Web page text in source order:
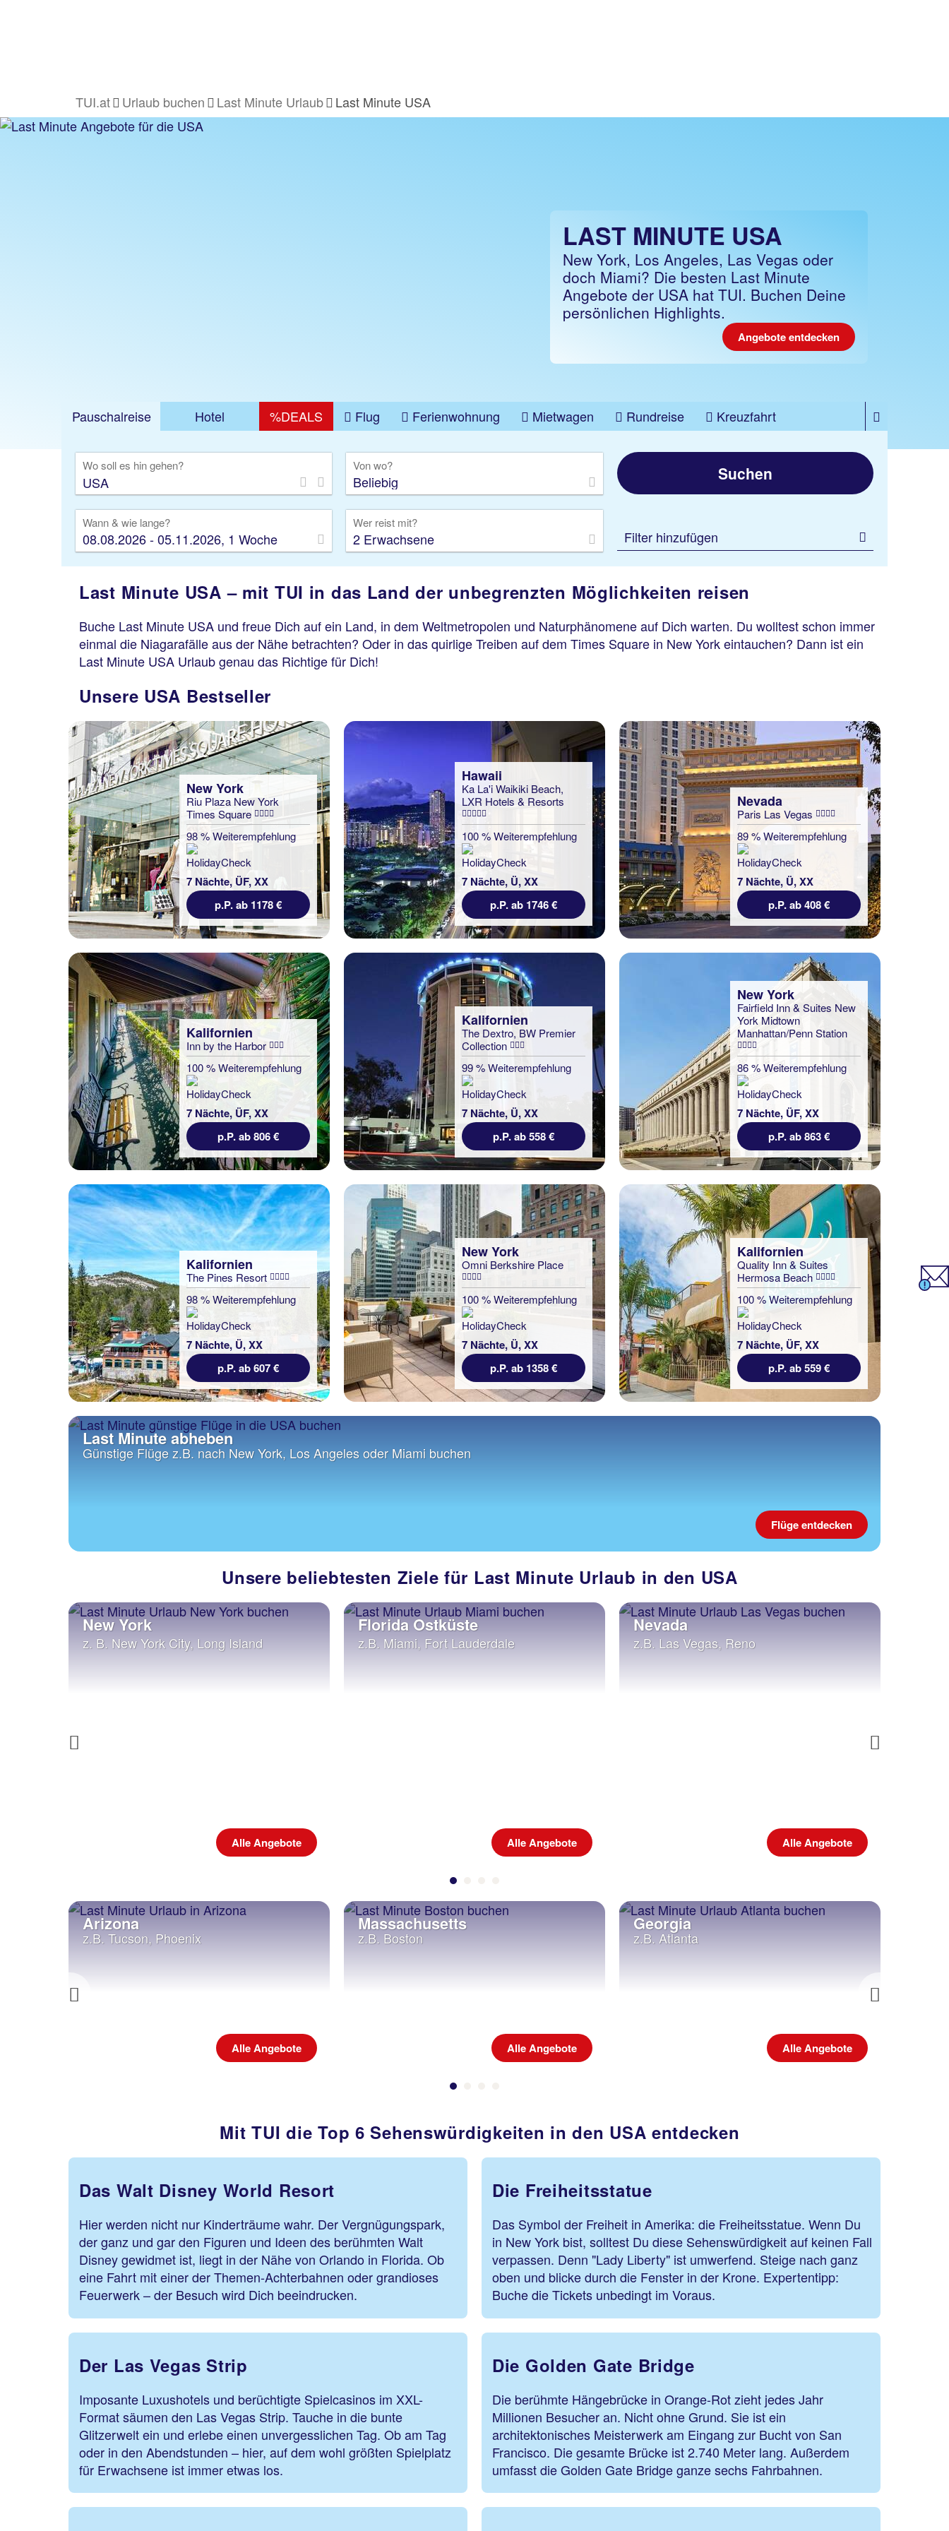
TUI.at Urlaub buchen Last Minute Urlaub Last Minute USA
LAST MINUTE USA
New York, Los Angeles, Las Vegas oder
doch Miami? Die besten Last Minute
Angebote der USA hat TUI. Buchen Deine
persönlichen Highlights.
Angebote entdecken
Pauschalreise Hotel %DEALS Flug Ferienwohnung Mietwagen Rundreise
Kreuzfahrt
Wo soll es hin gehen? Von wo?
Beliebig
Wann & wie lange?
08.08.2026 - 05.11.2026, 1 Woche
Wer reist mit?
2 Erwachsene
Suchen
Filter hinzufügen
Last Minute USA – mit TUI in das Land der unbegrenzten Möglichkeiten reisen
Buche Last Minute USA und freue Dich auf ein Land, in dem Weltmetropolen und Naturphänomene auf Dich warten. Du wolltest schon immer
einmal die Niagarafälle aus der Nähe betrachten? Oder in das quirlige Treiben auf dem Times Square in New York eintauchen? Dann ist ein
Last Minute USA Urlaub genau das Richtige für Dich!
Unsere USA Bestseller
New York
Riu Plaza New York
Times Square
98 % Weiterempfehlung
7 Nächte, ÜF, XX
p.P. ab 1178 €
Hawaii
Ka La'i Waikiki Beach,
LXR Hotels & Resorts
100 % Weiterempfehlung
7 Nächte, Ü, XX
p.P. ab 1746 €
Nevada
Paris Las Vegas
89 % Weiterempfehlung
7 Nächte, Ü, XX
p.P. ab 408 €
Kalifornien
Inn by the Harbor
100 % Weiterempfehlung
7 Nächte, ÜF, XX
p.P. ab 806 €
Kalifornien
The Dextro, BW Premier
Collection
99 % Weiterempfehlung
7 Nächte, Ü, XX
p.P. ab 558 €
New York
Fairfield Inn & Suites New
York Midtown
Manhattan/Penn Station
86 % Weiterempfehlung
7 Nächte, ÜF, XX
p.P. ab 863 €
Kalifornien
The Pines Resort
98 % Weiterempfehlung
7 Nächte, Ü, XX
p.P. ab 607 €
New York
Omni Berkshire Place
100 % Weiterempfehlung
7 Nächte, Ü, XX
p.P. ab 1358 €
Kalifornien
Quality Inn & Suites
Hermosa Beach
100 % Weiterempfehlung
7 Nächte, ÜF, XX
p.P. ab 559 €
Last Minute abheben
Günstige Flüge z.B. nach New York, Los Angeles oder Miami buchen
Flüge entdecken
Unsere beliebtesten Ziele für Last Minute Urlaub in den USA
Previous
New York
z. B. New York City, Long Island
Alle Angebote
Florida Ostküste
z.B. Miami, Fort Lauderdale
Alle Angebote
Nevada
z.B. Las Vegas, Reno
Alle Angebote
Previous
Arizona
z.B. Tucson, Phoenix
Alle Angebote
Massachusetts
z.B. Boston
Alle Angebote
Georgia
z.B. Atlanta
Alle Angebote
Mit TUI die Top 6 Sehenswürdigkeiten in den USA entdecken
Das Walt Disney World Resort
Hier werden nicht nur Kinderträume wahr. Der Vergnügungspark,
der ganz und gar den Figuren und Ideen des berühmten Walt
Disney gewidmet ist, liegt in der Nähe von Orlando in Florida. Ob
eine Fahrt mit einer der Themen-Achterbahnen oder grandioses
Feuerwerk – der Besuch wird Dich beeindrucken.
Die Freiheitsstatue
Das Symbol der Freiheit in Amerika: die Freiheitsstatue. Wenn Du
in New York bist, solltest Du diese Sehenswürdigkeit auf keinen Fall
verpassen. Denn "Lady Liberty" ist umwerfend. Steige nach ganz
oben und blicke durch die Fenster in der Krone. Expertentipp:
Buche die Tickets unbedingt im Voraus.
Der Las Vegas Strip
Imposante Luxushotels und berüchtigte Spielcasinos im XXL-
Format säumen den Las Vegas Strip. Tauche in die bunte
Glitzerwelt ein und erlebe einen unvergesslichen Tag. Ob am Tag
oder in den Abendstunden – hier, auf dem wohl größten Spielplatz
für Erwachsene ist immer etwas los.
Die Golden Gate Bridge
Die berühmte Hängebrücke in Orange-Rot zieht jedes Jahr
Millionen Besucher an. Nicht ohne Grund. Sie ist ein
architektonisches Meisterwerk am Eingang zur Bucht von San
Francisco. Die gesamte Brücke ist 2.740 Meter lang. Außerdem
umfasst die Golden Gate Bridge ganze sechs Fahrbahnen.